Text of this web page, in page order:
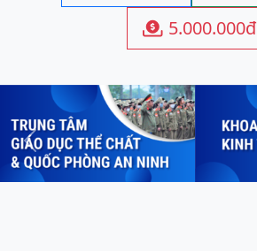
 5.000.000đ
Previous